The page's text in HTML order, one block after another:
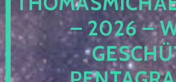
– 2026 –